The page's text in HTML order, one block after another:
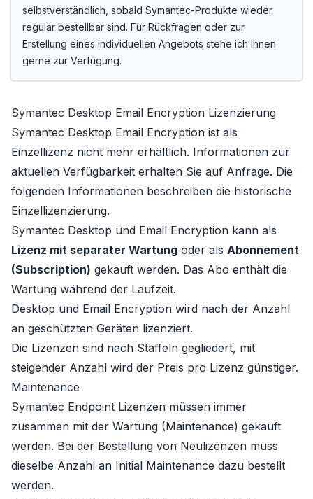
selbstverständlich, sobald Symantec-Produkte wieder
regulär bestellbar sind. Für Rückfragen oder zur
Erstellung eines individuellen Angebots stehe ich Ihnen
gerne zur Verfügung.
Symantec Desktop Email Encryption Lizenzierung
Symantec Desktop Email Encryption ist als
Einzellizenz nicht mehr erhältlich. Informationen zur
aktuellen Verfügbarkeit erhalten Sie auf Anfrage. Die
folgenden Informationen beschreiben die historische
Einzellizenzierung.
Symantec Desktop und Email Encryption kann als
Lizenz mit separater Wartung oder als Abonnement
(Subscription) gekauft werden. Das Abo enthält die
Wartung während der Laufzeit.
Desktop und Email Encryption wird nach der Anzahl
an geschützten Geräten lizenziert.
Die Lizenzen sind nach Staffeln gegliedert, mit
steigender Anzahl wird der Preis pro Lizenz günstiger.
Maintenance
Symantec Endpoint Lizenzen müssen immer
zusammen mit der Wartung (Maintenance) gekauft
werden. Bei der Bestellung von Neulizenzen muss
dieselbe Anzahl an Initial Maintenance dazu bestellt
werden.